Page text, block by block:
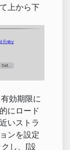
上から下
効期限に
にロード
いストラ
ンを設定
し、[設